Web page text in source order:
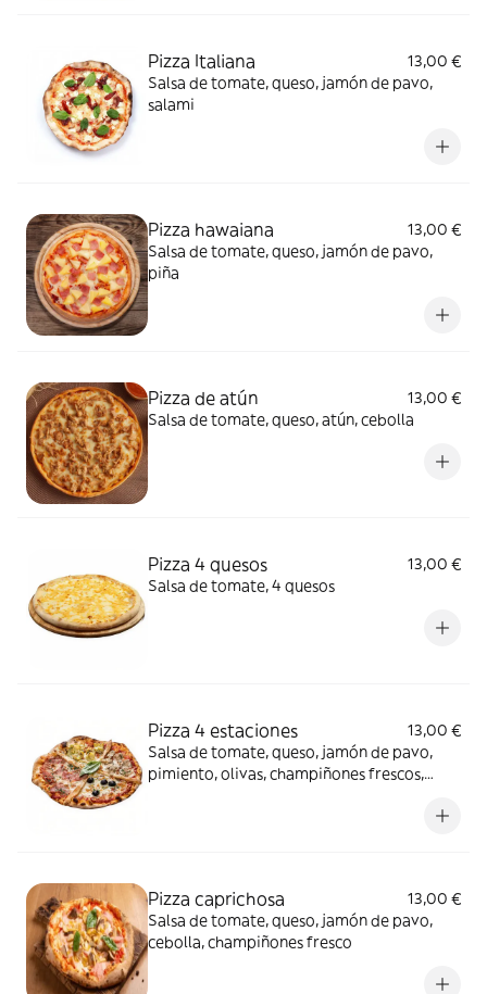
Pizza Italiana
13,00 €
Salsa de tomate, queso, jamón de pavo,
salami
Pizza hawaiana
13,00 €
Salsa de tomate, queso, jamón de pavo,
piña
Pizza de atún
13,00 €
Salsa de tomate, queso, atún, cebolla
Pizza 4 quesos
13,00 €
Salsa de tomate, 4 quesos
Pizza 4 estaciones
13,00 €
Salsa de tomate, queso, jamón de pavo,
pimiento, olivas, champiñones frescos,
Pizza caprichosa
13,00 €
Salsa de tomate, queso, jamón de pavo,
cebolla, champiñones fresco